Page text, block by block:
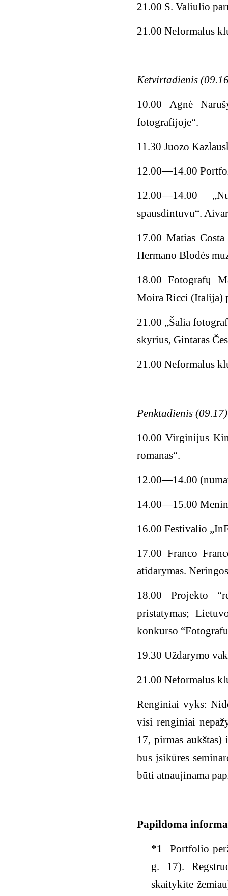
21.00 S. Valiulio
21.00 Neformalus
Ketvirtadienis
10.00 Agnė
fotografijoje“.
11.30 Juozo
12.00―14.00
12.00―14.00
spausdintuvu“.
17.00 Matias
Hermano Blodės
18.00 Fotografų
Moira Ricci (Italija)
21.00 „Šalia
skyrius, Gintaras
21.00 Neformalus
Penktadienis (09.17)
10.00 Virginijus
romanas“.
12.00―14.00
14.00―15.00
16.00 Festivalio
17.00 Franco
atidarymas.
18.00 Projekto
pristatymas;
konkurso
19.30 Uždarymo
21.00 Neformalus
Renginiai vyks:
visi renginiai
17, pirmas
bus įsikūres
būti atnaujinama
Papildoma
*1
Portfolio
g. 17).
skaitykite